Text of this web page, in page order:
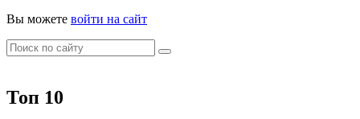
Вы можете войти на сайт
Топ 10